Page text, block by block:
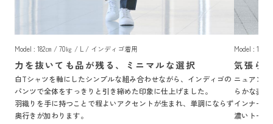
Model : 182㎝ / 70㎏ / L / インディゴ着用
力を抜いても品が残る、ミニマルな選択
白Tシャツを軸にしたシンプルな組み合わせながら、インディゴの
パンツで全体をすっきりと引き締めた印象に仕上げました。
羽織りを手に持つことで程よいアクセントが生まれ、単調にならず
奥行きが加わります。
Model : 182
気張ら
ニュアン
らかな表
インナー
濃いトー